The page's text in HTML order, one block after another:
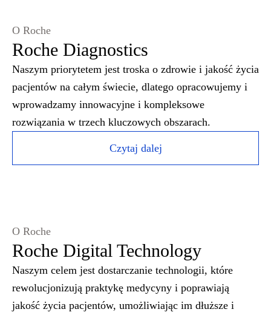
O Roche
Roche Diagnostics
Naszym priorytetem jest troska o zdrowie i jakość życia
pacjentów na całym świecie, dlatego opracowujemy i
wprowadzamy innowacyjne i kompleksowe
rozwiązania w trzech kluczowych obszarach.
Czytaj dalej
O Roche
Roche Digital Technology
Naszym celem jest dostarczanie technologii, które
rewolucjonizują praktykę medycyny i poprawiają
jakość życia pacjentów, umożliwiając im dłuższe i